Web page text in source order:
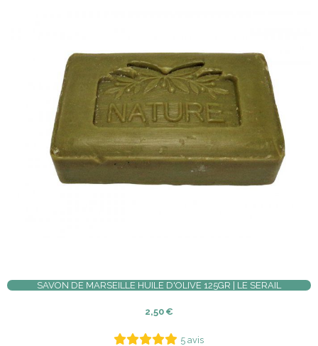
SAVON DE MARSEILLE HUILE D'OLIVE 125GR | LE SERAIL
2,50€
5 avis